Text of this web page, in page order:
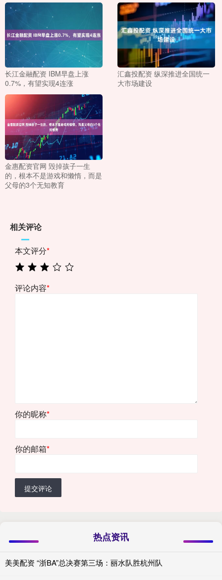
长江金融配资 IBM早盘上涨
0.7%，有望实现4连涨
汇鑫投配资 纵深推进全国统一
大市场建设
金惠配资官网 毁掉孩子一生
的，根本不是游戏和懒惰，而是
父母的3个无知教育
相关评论
本文评分*
评论内容*
你的昵称*
你的邮箱*
提交评论
热点资讯
美美配资 “浙BA”总决赛第三场：丽水队胜杭州队